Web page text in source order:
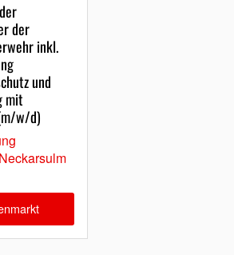
der
inkl.
und
mit
w/d)